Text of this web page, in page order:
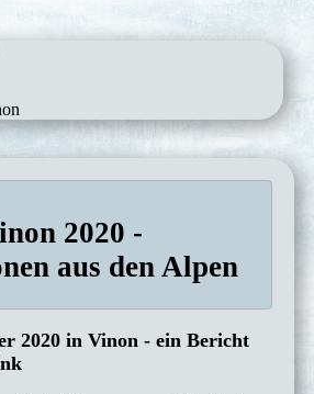
2020 -
aus den Alpen
2020 in Vinon - ein Bericht